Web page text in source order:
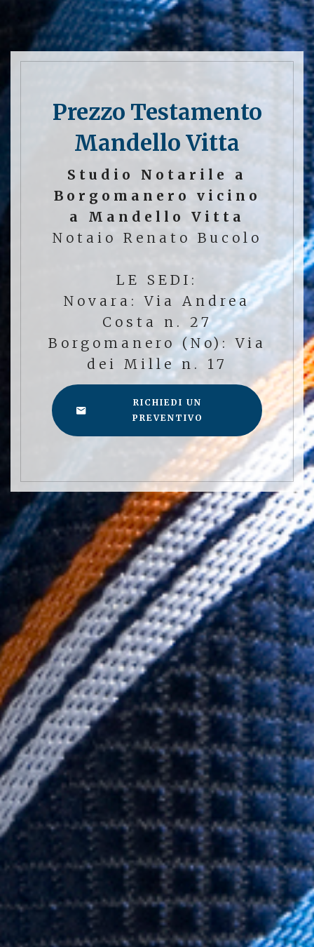
Prezzo Testamento
Mandello Vitta
Studio Notarile a
Borgomanero vicino
a Mandello Vitta
Notaio Renato Bucolo
LE SEDI:
Novara: Via Andrea
Costa n. 27
Borgomanero (No): Via
dei Mille n. 17
RICHIEDI UN
PREVENTIVO